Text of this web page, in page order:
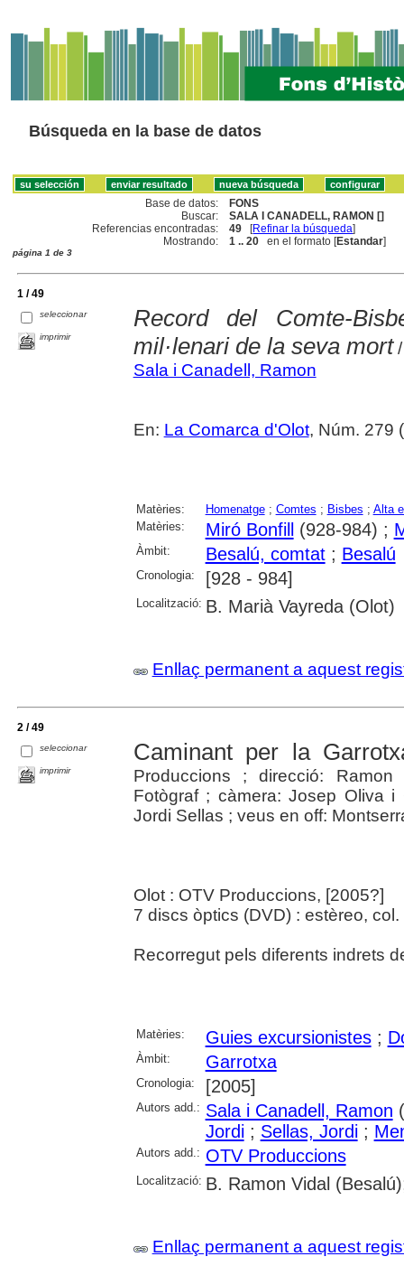
Búsqueda en la base de datos
Base de datos:
FONS
Buscar:
SALA I CANADELL, RAMON []
Referencias encontradas:
49 [Refinar la búsqueda]
Mostrando:
1 .. 20 en el formato [Estandar]
página 1 de 3
1 / 49
seleccionar
imprimir
Record del Comte-
mil·lenari de la seva mort/
Sala i Canadell, Ramon
En: La Comarca d'Olot, Núm. 279
Matèries: Homenatge; Comtes ; Bisbes ; Alta
Matèries:
Miró Bonfill (928-984) ;
Àmbit: Besalú, comtat; Besalú
Cronologia: [928 - 984]
Localització: B. Marià Vayreda (Olot)
Enllaç permanent a aquest
2 / 49
seleccionar
imprimir
Caminant per la
Produccions ; direcció:
Fotògraf ; càmera: Josep Oliva
Jordi Sellas ; veus en off:
Olot : OTV Produccions, [2005?]
7 discs òptics (DVD) : estèreo, col.
Recorregut pels diferents indrets
Matèries: Guies excursionistes;
Àmbit: Garrotxa
Cronologia: [2005]
Autors add.: Sala i Canadell, Ramon
Jordi; Sellas, Jordi;
Autors add.: OTV Produccions
Localització: B. Ramon Vidal
Enllaç permanent a aquest